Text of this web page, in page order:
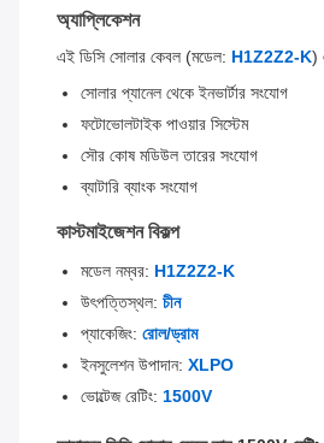
অ্যাপ্লিকেশন
এই ডিসি সোলার কেবল (মডেল: H1Z2Z2-K)
সোলার প্যানেল থেকে ইনভার্টার সংযোগ
ফটোভোলটাইক পাওয়ার সিস্টেম
সৌর কোষ মডিউল তারের সংযোগ
ব্যাটারি ব্যাংক সংযোগ
কাস্টমাইজেশন বিকল্প
মডেল নম্বর: H1Z2Z2-K
উৎপত্তিস্থল: চীন
প্যাকেজিং: রোল/ড্রাম
ইনসুলেশন উপাদান: XLPO
ভোল্টেজ রেটিং: 1500V